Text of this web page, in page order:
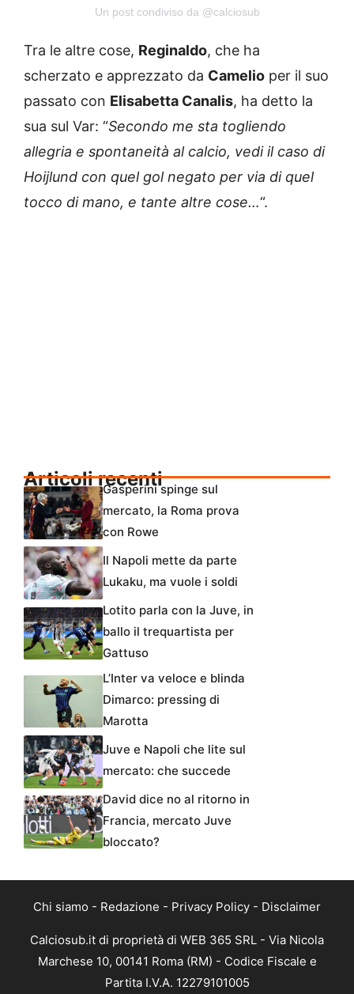
Un post condiviso da @calciosub
Tra le altre cose, Reginaldo, che ha
scherzato e apprezzato da Camelio per il suo
passato con Elisabetta Canalis, ha detto la
sua sul Var: “Secondo me sta togliendo
allegria e spontaneità al calcio, vedi il caso di
Hoijlund con quel gol negato per via di quel
tocco di mano, e tante altre cose…“.
Articoli recenti
Gasperini spinge sul
mercato, la Roma prova
con Rowe
Il Napoli mette da parte
Lukaku, ma vuole i soldi
Lotito parla con la Juve, in
ballo il trequartista per
Gattuso
L’Inter va veloce e blinda
Dimarco: pressing di
Marotta
Juve e Napoli che lite sul
mercato: che succede
David dice no al ritorno in
Francia, mercato Juve
bloccato?
Chi siamo - Redazione - Privacy Policy - Disclaimer
Calciosub.it di proprietà di WEB 365 SRL - Via Nicola
Marchese 10, 00141 Roma (RM) - Codice Fiscale e
Partita I.V.A. 12279101005